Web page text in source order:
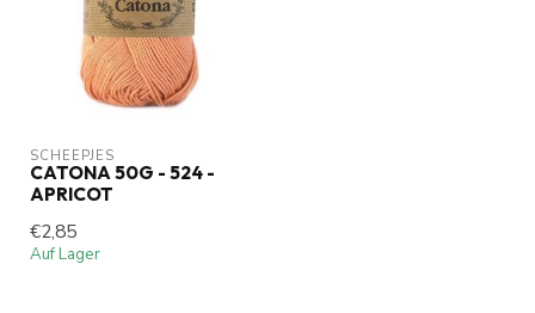
SCHEEPJES
CATONA 50G - 524 -
APRICOT
€2,85
Auf Lager